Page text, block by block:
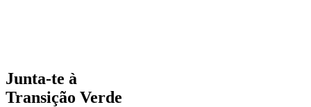
Junta-te à
Transição Verde